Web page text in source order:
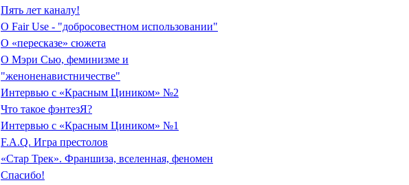
Пять лет каналу!
О Fair Use - "добросовестном использовании"
О «пересказе» сюжета
О Мэри Сью, феминизме и
"женоненавистничестве"
Интервью с «Красным Циником» №2
Что такое фэнтезЯ?
Интервью с «Красным Циником» №1
F.A.Q. Игра престолов
«Стар Трек». Франшиза, вселенная, феномен
Спасибо!